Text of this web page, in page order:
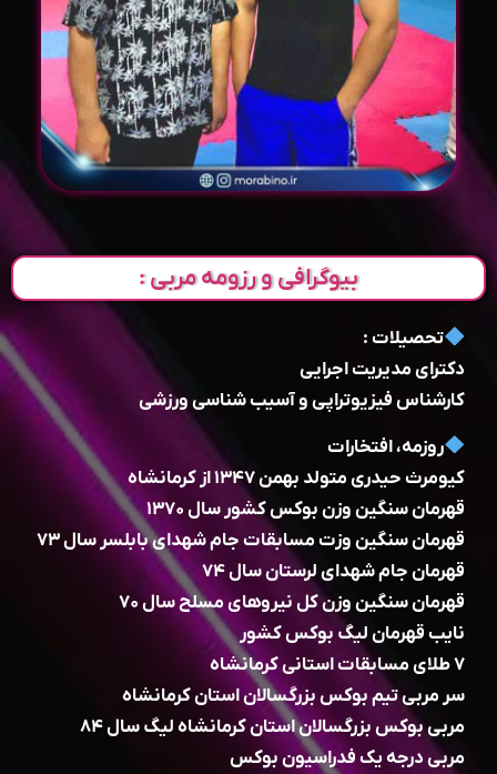
بیوگرافی و رزومه مربی :
تحصیلات :
دکترای مدیریت اجرایی
کارشناس فیزیوتراپی و آسیب شناسی ورزشی
روزمه، افتخارات
کیومرث حیدری متولد بهمن ۱۳۴۷ از کرمانشاه
قهرمان سنگین وزن بوکس کشور سال ۱۳۷۰
قهرمان سنگین وزت مسابقات جام شهدای بابلسر سال ۷۳
قهرمان جام شهدای لرستان سال ۷۴
قهرمان سنگین وزن کل نیروهای مسلح سال ۷۰
نایب قهرمان لیگ بوکس کشور
۷ طلای مسابقات استانی کرمانشاه
سر مربی تیم بوکس بزرگسالان استان کرمانشاه
مربی بوکس بزرگسالان استان کرمانشاه لیگ سال ۸۴
مربی درجه یک فدراسیون بوکس